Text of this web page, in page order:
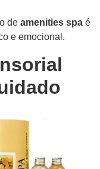
de amenities spa é
e emocional.